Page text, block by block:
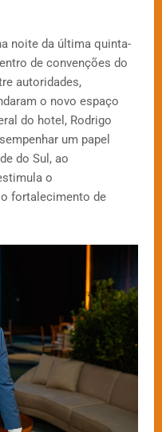
noite da última quinta-
de convenções do
autoridades,
o novo espaço
do hotel, Rodrigo
um papel
do Sul, ao
o
fortalecimento de